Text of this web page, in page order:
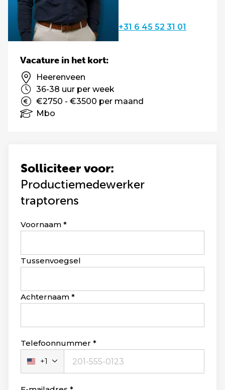
+31 6 45 52 31 01
Solliciteer voor:
Productiemedewerker
traptorens
Leave
blank
Voornaam
Tussenvoegsel
Achternaam
Telefoonnummer
Verenigde
Staten
+1
Vacature in het kort:
Heerenveen
36-38 uur per week
€2750 - €3500 per maand
Mbo